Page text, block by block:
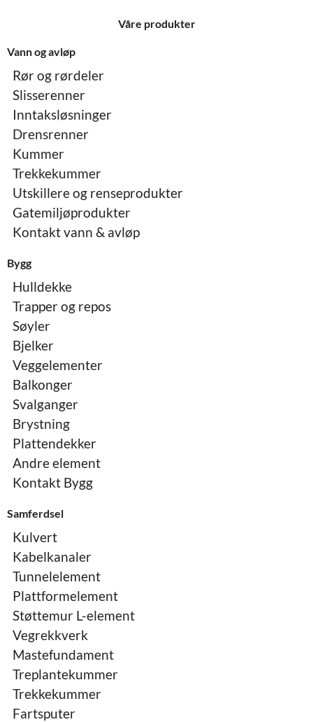
Våre produkter
Vann og avløp
Rør og rørdeler
Slisserenner
Inntaksløsninger
Drensrenner
Kummer
Trekkekummer
Utskillere og renseprodukter
Gatemiljøprodukter
Kontakt vann & avløp
Bygg
Hulldekke
Trapper og repos
Søyler
Bjelker
Veggelementer
Balkonger
Svalganger
Brystning
Plattendekker
Andre element
Kontakt Bygg
Samferdsel
Kulvert
Kabelkanaler
Tunnelelement
Plattformelement
Støttemur L-element
Vegrekkverk
Mastefundament
Treplantekummer
Trekkekummer
Fartsputer